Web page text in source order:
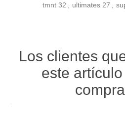
tmnt 32 ultimates 27
Los clientes
este